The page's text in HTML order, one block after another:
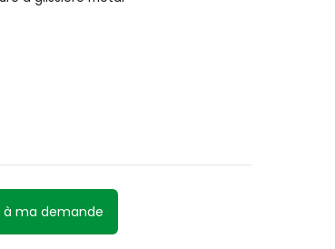
à ma demande